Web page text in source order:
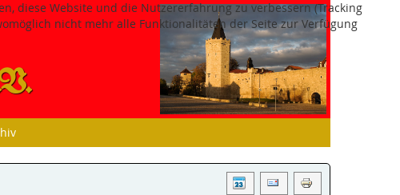
diese Website und die Nutzererfahrung zu verbessern (Tracking
nicht mehr alle Funktionalitäten der Seite zur Verfügung